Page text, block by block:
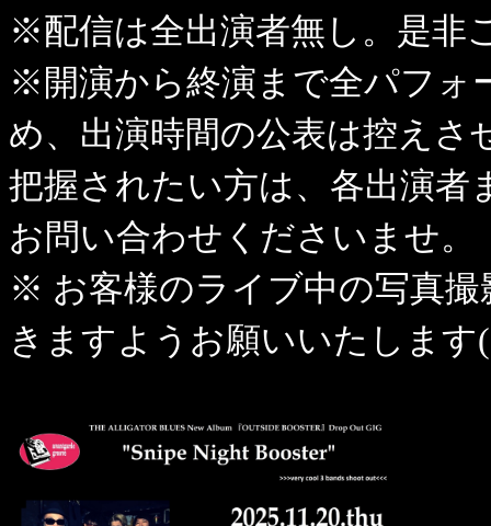
※配信は全出演者無し。是非
※開演から終演まで全パフォ
め、出演時間の公表は控えさ
把握されたい方は、各出演者
お問い合わせくださいませ。
※ お客様のライブ中の写真
きますようお願いいたしま